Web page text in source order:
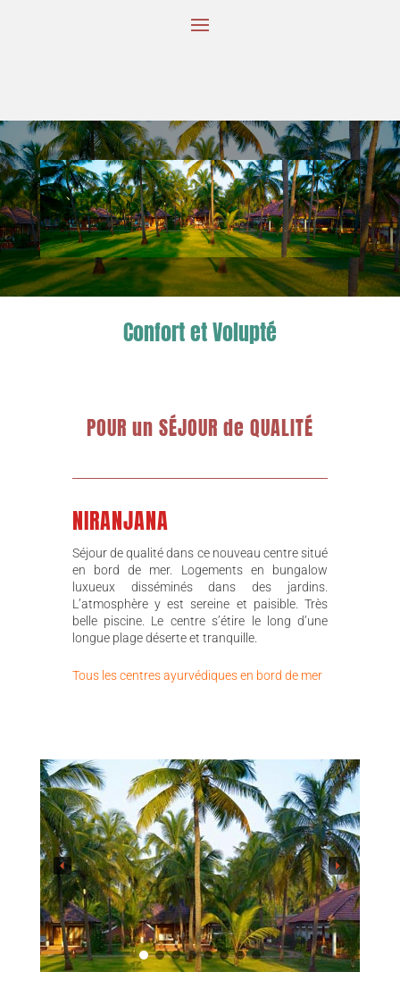
Confort et Volupté
POUR un SÉJOUR de QUALITÉ
NIRANJANA
Séjour de qualité dans ce nouveau centre situé
en bord de mer. Logements en bungalow
luxueux disséminés dans des jardins.
L’atmosphère y est sereine et paisible. Très
belle piscine. Le centre s’étire le long d’une
longue plage déserte et tranquille.
Tous les centres ayurvédiques en bord de mer